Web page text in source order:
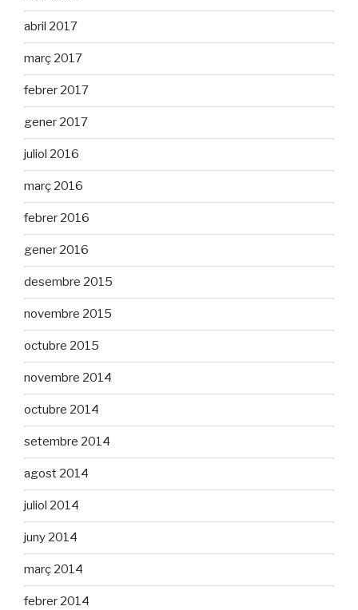
abril 2017
març 2017
febrer 2017
gener 2017
juliol 2016
març 2016
febrer 2016
gener 2016
desembre 2015
novembre 2015
octubre 2015
novembre 2014
octubre 2014
setembre 2014
agost 2014
juliol 2014
juny 2014
març 2014
febrer 2014